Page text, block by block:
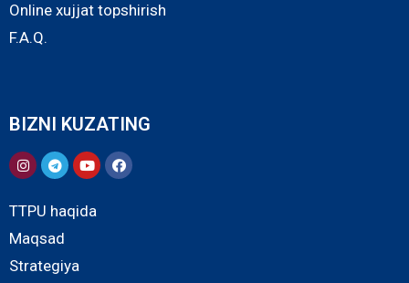
Online xujjat topshirish
F.A.Q.
BIZNI KUZATING
TTPU haqida
Maqsad
Strategiya